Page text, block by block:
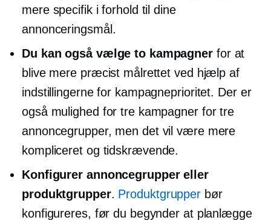
mere specifik i forhold til dine
annonceringsmål.
Du kan også vælge to kampagner for at
blive mere præcist målrettet ved hjælp af
indstillingerne for kampagneprioritet. Der er
også mulighed for tre kampagner for tre
annoncegrupper, men det vil være mere
kompliceret og tidskrævende.
Konfigurer annoncegrupper eller
produktgrupper. Produktgrupper bør
konfigureres, før du begynder at planlægge